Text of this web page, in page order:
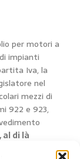
per motori a
impianti
Iva, la
nel
mezzi di
922 e 923,
al di là